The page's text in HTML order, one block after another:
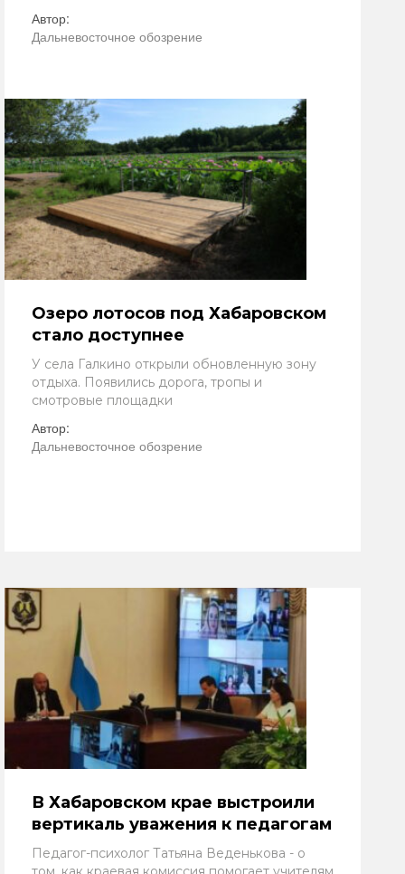
Автор:
Дальневосточное обозрение
Озеро лотосов под Хабаровском
стало доступнее
У села Галкино открыли обновленную зону
отдыха. Появились дорога, тропы и
смотровые площадки
Автор:
Дальневосточное обозрение
В Хабаровском крае выстроили
вертикаль уважения к педагогам
Педагог-психолог Татьяна Веденькова - о